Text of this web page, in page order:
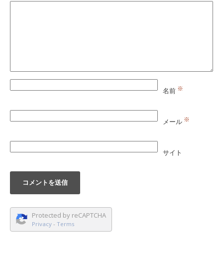
名前 ※
メール ※
サイト
Protected by reCAPTCHA
Privacy - Terms